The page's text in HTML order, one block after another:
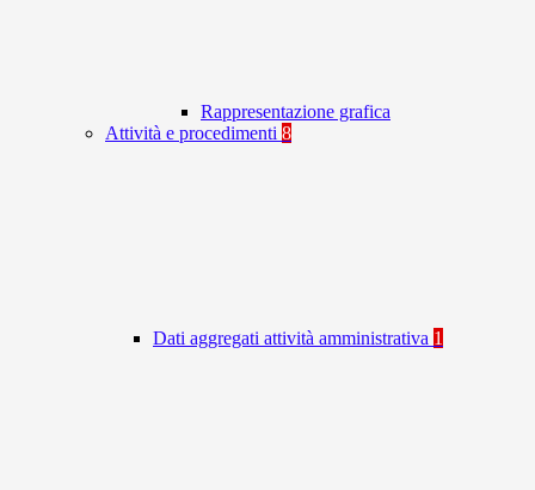
Rappresentazione grafica
Attività e procedimenti 8
Dati aggregati attività amministrativa 1